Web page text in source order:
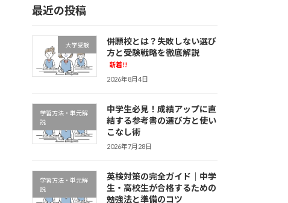
最近の投稿
大学受験
併願校とは？失敗しない選び
方と受験戦略を徹底解説
新着!!
2026年8月4日
学習方法・単元解
説
中学生必見！成績アップに直
結する参考書の選び方と使い
こなし術
2026年7月28日
学習方法・単元解
説
英検対策の完全ガイド｜中学
生・高校生が合格するための
勉強法と準備のコツ